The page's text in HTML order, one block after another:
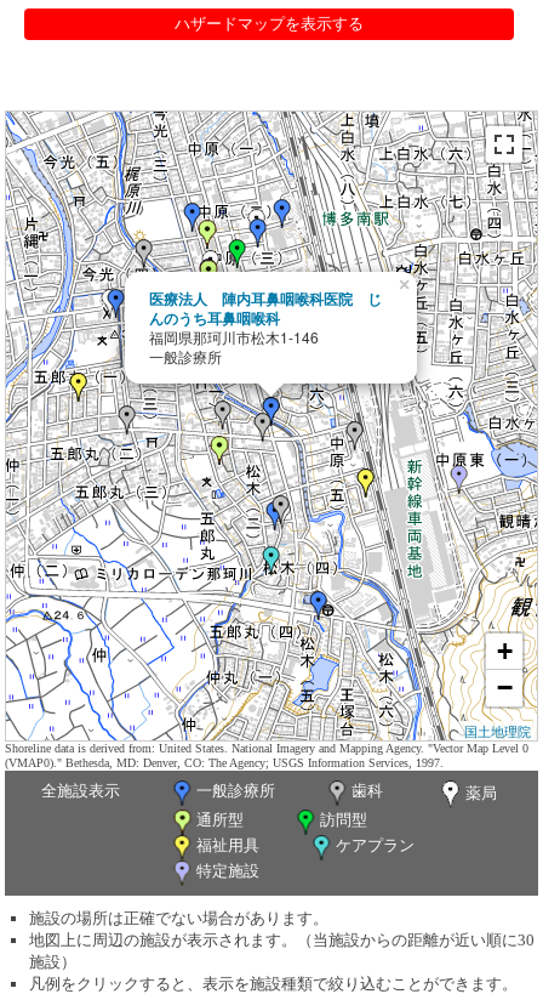
ハザードマップを表示する
医療法人 陣内耳鼻咽喉科医院 じ
んのうち耳鼻咽喉科
福岡県那珂川市松木1-146
一般診療所
×
+
−
国土地理院
Shoreline data is derived from: United States. National Imagery and Mapping Agency. "Vector Map Level 0
(VMAP0)." Bethesda, MD: Denver, CO: The Agency; USGS Information Services, 1997.
全施設表示 一般診療所 歯科
薬局
通所型
訪問型
福祉用具
ケアプラン
特定施設
施設の場所は正確でない場合があります。
地図上に周辺の施設が表示されます。（当施設からの距離が近い順に30
施設）
凡例をクリックすると、表示を施設種類で絞り込むことができます。